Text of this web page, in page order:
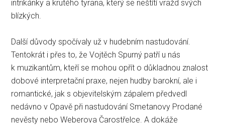
intrikánky a krutého tyrana, který se neštítí vražd svých
blízkých.
Další důvody spočívaly už v hudebním nastudování.
Tentokrát i přes to, že Vojtěch Spurný patří u nás
k muzikantům, kteří se mohou opřít o důkladnou znalost
dobové interpretační praxe, nejen hudby barokní, ale i
romantické, jak s objevitelským zápalem předvedl
nedávno v Opavě při nastudování Smetanovy Prodané
nevěsty nebo Weberova Čarostřelce. A dokáže